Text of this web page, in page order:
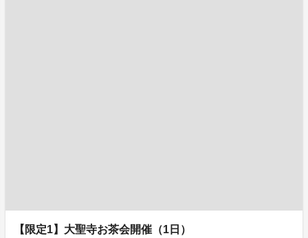
【限定1】大聖寺お茶会開催（1日）